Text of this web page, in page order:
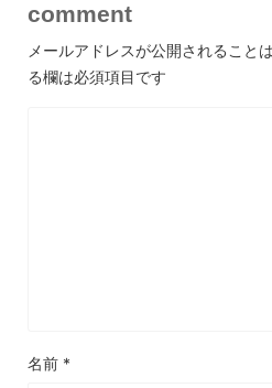
comment
メールアドレスが公開されること
る欄は必須項目です
名前 *